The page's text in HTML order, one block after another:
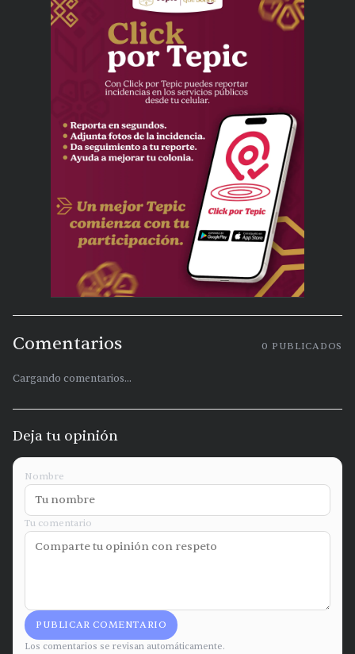
Comentarios 0 PUBLICADOS
Cargando comentarios...
Deja tu opinión
Nombre
Tu comentario
PUBLICAR COMENTARIO
Los comentarios se revisan automáticamente.